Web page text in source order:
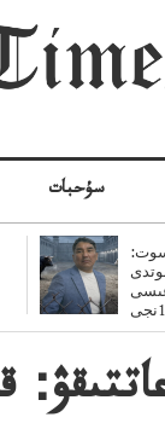
سۇحبات
سوت: